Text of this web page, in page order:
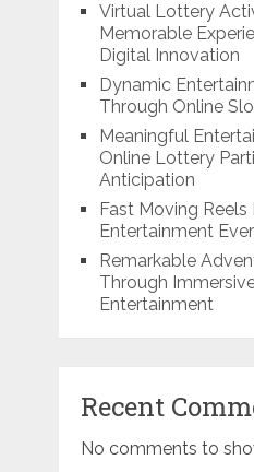
Virtual Lottery
Memorable
Digital Innovation
Dynamic
Through Online
Meaningful
Online Lottery
Anticipation
Fast Moving
Entertainment
Remarkable
Through
Entertainment
Recent
No comments to